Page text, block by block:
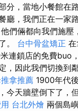
分，當地小餐館在
廳，我們正在一家
們倆都向我們施壓
。 台中骨盆矯正
連鎖店的免費buo
，因此我們切換到
拿推薦 1900年代
今天牆壁倒下了，
台北外燴 兩個島